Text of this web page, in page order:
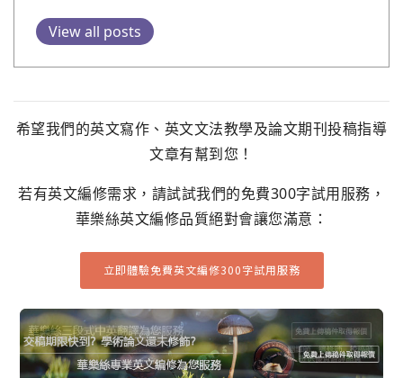
View all posts
希望我們的英文寫作、英文文法教學及論文期刊投稿指導
文章有幫到您！
若有英文編修需求，請試試我們的免費300字試用服務，
華樂絲英文編修品質絕對會讓您滿意：
立即體驗免費英文編修300字試用服務